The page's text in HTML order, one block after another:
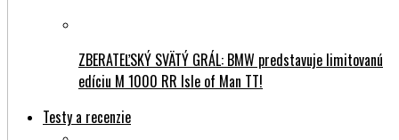
ZBERATEĽSKÝ SVÄTÝ GRÁL: BMW predstavuje limitovanú
edíciu M 1000 RR Isle of Man TT!
Testy a recenzie